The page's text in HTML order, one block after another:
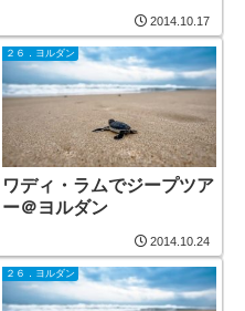
2014.10.17
２６．ヨルダン
ワディ・ラムでジープツア
ー＠ヨルダン
2014.10.24
２６．ヨルダン